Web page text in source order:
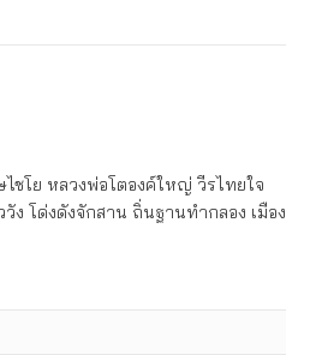
ไชโย หลวงพ่อโตองค์ใหญ่ วีรไทยใจ
ง โด่งดังจักสาน ถิ่นฐานทำกลอง เมือง